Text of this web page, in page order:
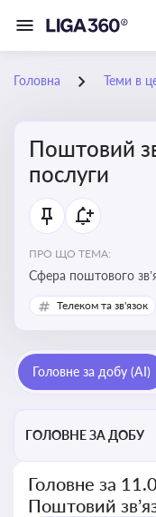
Головна Теми в
Поштовий
послуги
ПРО ЩО ТЕМА:
Сфера поштового
контроль послуг
регулюється
ліцензійних умов,
забезпечення прав
Телеком та зв'язок
Головне за добу (AI)
ГОЛОВНЕ ЗА ДОБУ
Головне за
Поштовий